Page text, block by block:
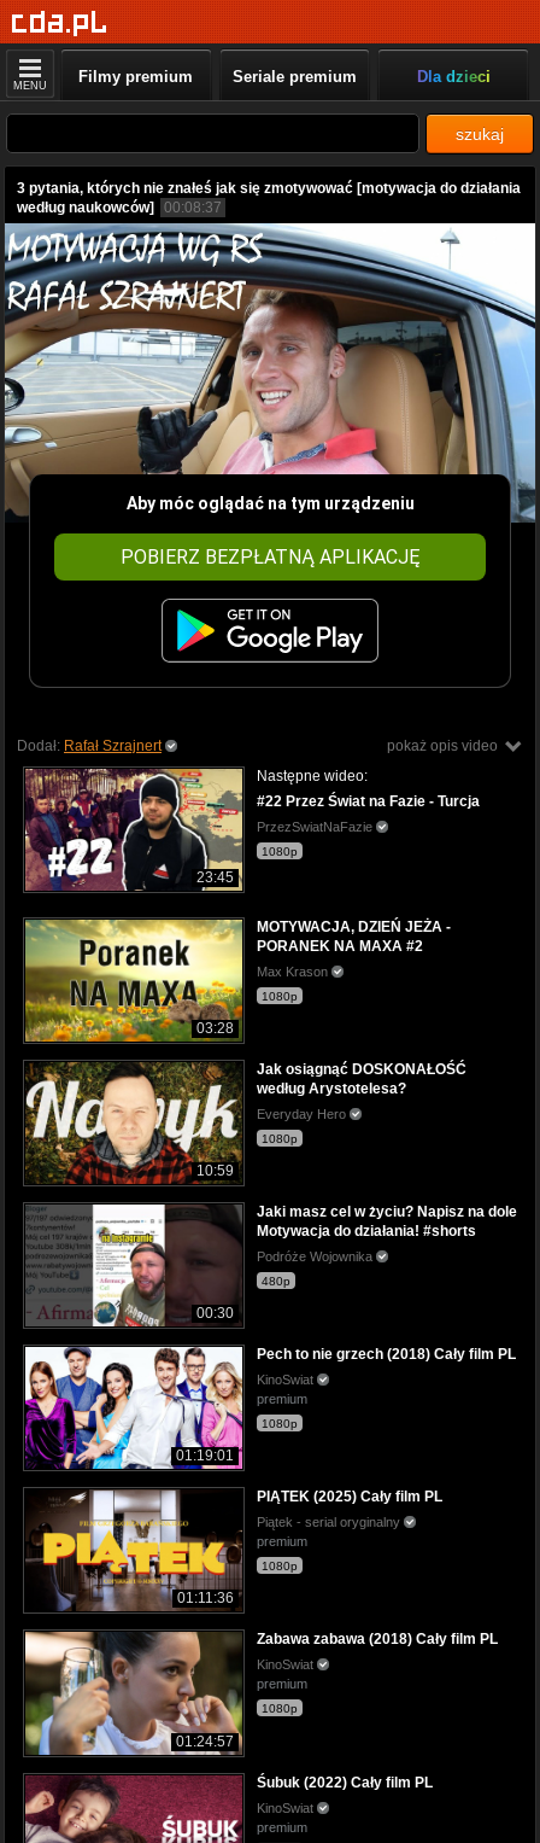
MENU Filmy premium Seriale premium Dla dzieci
szukaj
3 pytania, których nie znałeś jak się zmotywować [motywacja do działania
według naukowców]
00:08:37
Aby móc oglądać na tym urządzeniu
POBIERZ BEZPŁATNĄ APLIKACJĘ
pokaż opis video
Dodał: Rafał Szrajnert
23:45
Następne wideo:
#22 Przez Świat na Fazie - Turcja
PrzezSwiatNaFazie
1080p
03:28
MOTYWACJA, DZIEŃ JEŻA -
PORANEK NA MAXA #2
Max Krason
1080p
10:59
Jak osiągnąć DOSKONAŁOŚĆ
według Arystotelesa?
Everyday Hero
1080p
00:30
Jaki masz cel w życiu? Napisz na dole
Motywacja do działania! #shorts
Podróże Wojownika
480p
01:19:01
Pech to nie grzech (2018) Cały film PL
KinoSwiat
premium
1080p
01:11:36
PIĄTEK (2025) Cały film PL
Piątek - serial oryginalny
premium
1080p
01:24:57
Zabawa zabawa (2018) Cały film PL
KinoSwiat
premium
1080p
Śubuk (2022) Cały film PL
KinoSwiat
premium